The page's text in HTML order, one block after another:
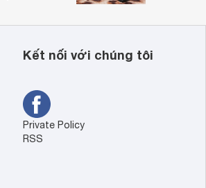
Kết nối với chúng tôi
Private Policy
RSS